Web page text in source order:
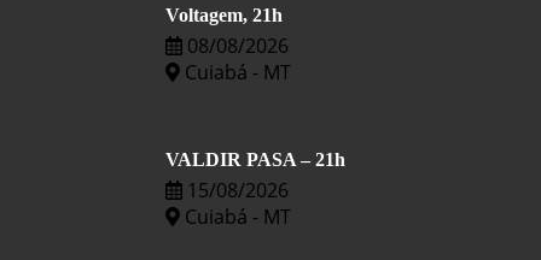
Voltagem, 21h
08/08/2026
Cuiabá - MT
VALDIR PASA – 21h
15/08/2026
Cuiabá - MT